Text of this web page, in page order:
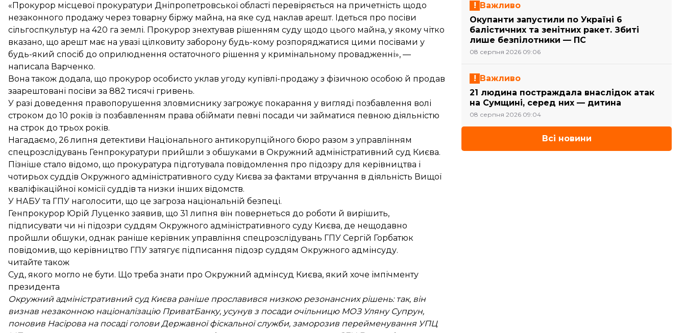
«Прокурор місцевої прокуратури Дніпропетровської області перевіряється на причетність щодо
незаконного продажу через товарну біржу майна, на яке суд наклав арешт. Ідеться про посіви
сільгоспкультур на 420 га землі. Прокурор знехтував рішенням суду щодо цього майна, у якому чітко
вказано, що арешт має на увазі цілковиту заборону будь-кому розпоряджатися цими посівами у
будь-який спосіб до оприлюднення остаточного рішення у кримінальному провадженні», —
написала Варченко.
Вона також додала, що прокурор особисто уклав угоду купівлі-продажу з фізичною особою й продав
заарештовані посіви за 882 тисячі гривень.
У разі доведення правопорушення зловмиснику загрожує покарання у вигляді позбавлення волі
строком до 10 років із позбавленням права обіймати певні посади чи займатися певною діяльністю
на строк до трьох років.
Нагадаємо, 26 липня детективи Національного антикорупційного бюро разом з управлінням
спецрозслідувань Генпрокуратури прийшли з обшуками в Окружний адміністративний суд Києва.
Пізніше стало відомо, що прокуратура підготувала повідомлення про підозру для керівництва і
чотирьох суддів Окружного адміністративного суду Києва за фактами втручання в діяльність Вищої
кваліфікаційної комісії суддів та низки інших відомств.
У НАБУ та ГПУ наголосити, що це загроза національній безпеці.
Генпрокурор Юрій Луценко заявив, що 31 липня він повернеться до роботи й вирішить,
підписувати чи ні підозри суддям Окружного адміністративного суду Києва, де нещодавно
пройшли обшуки, однак раніше керівник управління спецрозслідувань ГПУ Сергій Горбатюк
повідомив, що керівництво ГПУ затягує підписання підозр суддям Окружного адмінсуду.
читайте також
Суд, якого могло не бути. Що треба знати про Окружний адмінсуд Києва, який хоче імпічменту
президента
Окружний адміністративний суд Києва раніше прославився низкою резонансних рішень: так, він
визнав незаконною націоналізацію ПриватБанку, усунув з посади очільницю МОЗ Уляну Супрун,
поновив Насірова на посаді голови Державної фіскальної служби, заморозив перейменування УПЦ
Важливо
Окупанти запустили по Україні 6
балістичних та зенітних ракет. Збиті
лише безпілотники — ПС
08 серпня 2026 09:06
Важливо
21 людина постраждала внаслідок атак
на Сумщині, серед них — дитина
08 серпня 2026 09:04
Всі новини